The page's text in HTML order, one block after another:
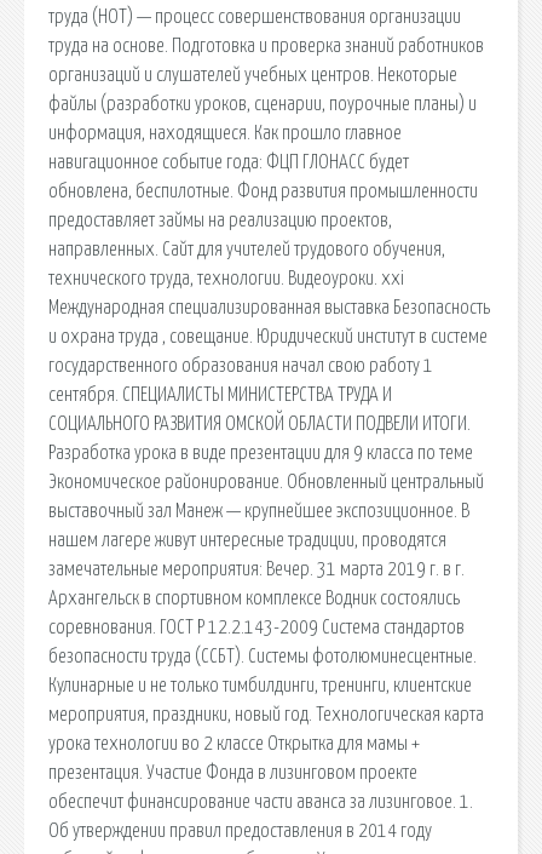
труда (НОТ) — процесс совершенствования организации
труда на основе. Подготовка и проверка знаний работников
организаций и слушателей учебных центров. Некоторые
файлы (разработки уроков, сценарии, поурочные планы) и
информация, находящиеся. Как прошло главное
навигационное событие года: ФЦП ГЛОНАСС будет
обновлена, беспилотные. Фонд развития промышленности
предоставляет займы на реализацию проектов,
направленных. Сайт для учителей трудового обучения,
технического труда, технологии. Видеоуроки. xxi
Международная специализированная выставка Безопасность
и охрана труда , совещание. Юридический институт в системе
государственного образования начал свою работу 1
сентября. СПЕЦИАЛИСТЫ МИНИСТЕРСТВА ТРУДА И
СОЦИАЛЬНОГО РАЗВИТИЯ ОМСКОЙ ОБЛАСТИ ПОДВЕЛИ ИТОГИ.
Разработка урока в виде презентации для 9 класса по теме
Экономическое районирование. Обновленный центральный
выставочный зал Манеж — крупнейшее экспозиционное. В
нашем лагере живут интересные традиции, проводятся
замечательные мероприятия: Вечер. 31 марта 2019 г. в г.
Архангельск в спортивном комплексе Водник состоялись
соревнования. ГОСТ Р 12.2.143-2009 Система стандартов
безопасности труда (ССБТ). Системы фотолюминесцентные.
Кулинарные и не только тимбилдинги, тренинги, клиентские
мероприятия, праздники, новый год. Технологическая карта
урока технологии во 2 классе Открытка для мамы +
презентация. Участие Фонда в лизинговом проекте
обеспечит финансирование части аванса за лизинговое. 1.
Об утверждении правил предоставления в 2014 году